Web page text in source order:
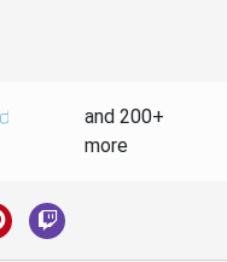
and 200+
more